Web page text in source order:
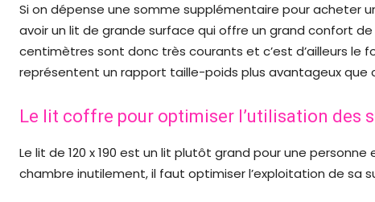
Si on dépense une somme supplémentaire pour acheter
avoir un lit de grande surface qui offre un grand confort de
centimètres sont donc très courants et c’est d’ailleurs le
représentent un rapport taille-poids plus avantageux que
Le lit coffre pour optimiser l’utilisation des
Le lit de 120 x 190 est un lit plutôt grand pour une
chambre inutilement, il faut optimiser l’exploitation de sa